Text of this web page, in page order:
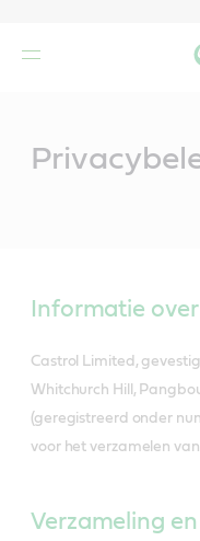
Informatie
Castrol Limited,
Whitchurch Hill,
(geregistreerd onder
voor het verzamelen
Verzameling